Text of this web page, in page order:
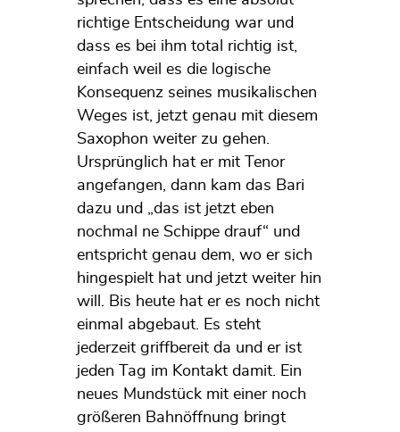
richtige Entscheidung war und
dass es bei ihm total richtig ist,
einfach weil es die logische
Konsequenz seines musikalischen
Weges ist, jetzt genau mit diesem
Saxophon weiter zu gehen.
Ursprünglich hat er mit Tenor
angefangen, dann kam das Bari
dazu und „das ist jetzt eben
nochmal ne Schippe drauf“ und
entspricht genau dem, wo er sich
hingespielt hat und jetzt weiter hin
will. Bis heute hat er es noch nicht
einmal abgebaut. Es steht
jederzeit griffbereit da und er ist
jeden Tag im Kontakt damit. Ein
neues Mundstück mit einer noch
größeren Bahnöffnung bringt